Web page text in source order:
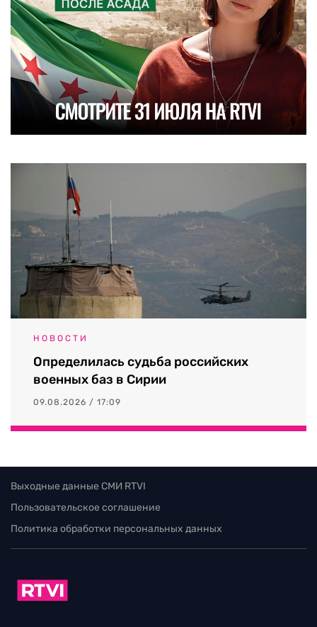
НОВОСТИ
Определилась судьба российских
военных баз в Сирии
09.08.2026 / 17:09
Выходные данные СМИ RTVI
Пользовательское соглашение
Политика обработки персональных данных